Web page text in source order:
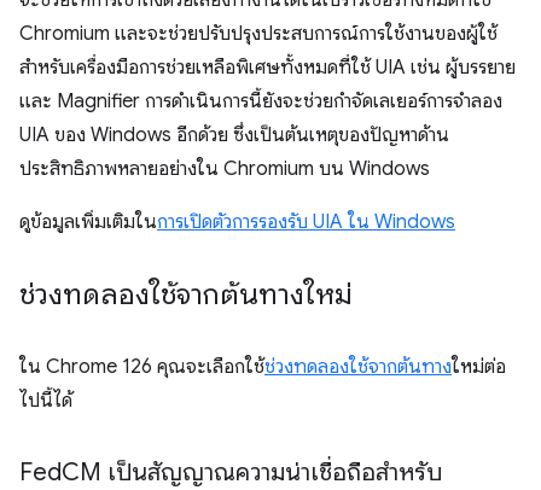
Chromium และจะช่วยปรับปรุงประสบการณ์การใช้งานของผู้ใช้
สำหรับเครื่องมือการช่วยเหลือพิเศษทั้งหมดที่ใช้ UIA เช่น ผู้บรรยาย
และ Magnifier การดำเนินการนี้ยังจะช่วยกำจัดเลเยอร์การจําลอง
UIA ของ Windows อีกด้วย ซึ่งเป็นต้นเหตุของปัญหาด้าน
ประสิทธิภาพหลายอย่างใน Chromium บน Windows
ดูข้อมูลเพิ่มเติมในการเปิดตัวการรองรับ UIA ใน Windows
ช่วงทดลองใช้จากต้นทางใหม่
ใน Chrome 126 คุณจะเลือกใช้ช่วงทดลองใช้จากต้นทางใหม่ต่อ
ไปนี้ได้
FedCM เป็นสัญญาณความน่าเชื่อถือสําหรับ